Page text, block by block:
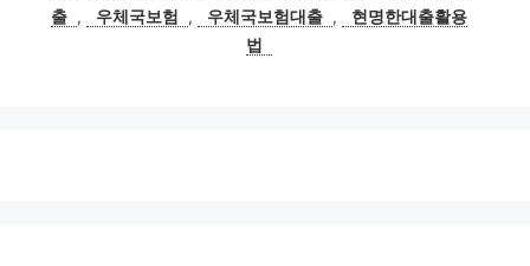
출 , 우체국보험 , 우체국보험대출 ,
현명한대출활용
법